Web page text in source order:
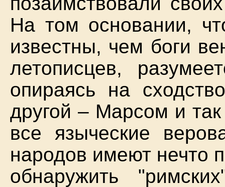
На том основании,
известны, чем боги
летописцев,
опираясь на
другой – Марсом и
все языческие
народов имеют нечто
обнаружить